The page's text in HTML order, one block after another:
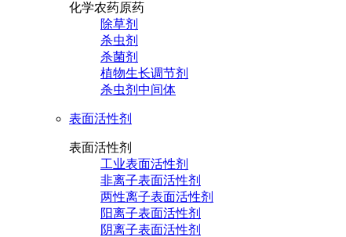
化学农药原药
除草剂
杀虫剂
杀菌剂
植物生长调节剂
杀虫剂中间体
表面活性剂
表面活性剂
工业表面活性剂
非离子表面活性剂
两性离子表面活性剂
阳离子表面活性剂
阴离子表面活性剂